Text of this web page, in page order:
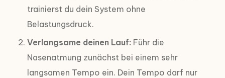
trainierst du dein System ohne
Belastungsdruck.
Verlangsame deinen Lauf: Führ die
Nasenatmung zunächst bei einem sehr
langsamen Tempo ein. Dein Tempo darf nur